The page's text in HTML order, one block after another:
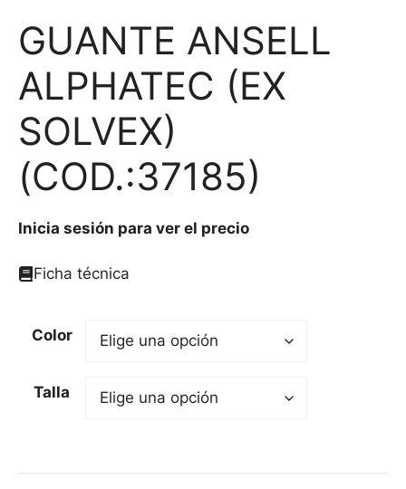
GUANTE ANSELL
ALPHATEC (EX
SOLVEX)
(COD.:37185)
Inicia sesión para ver el precio
Ficha técnica
Color
Talla